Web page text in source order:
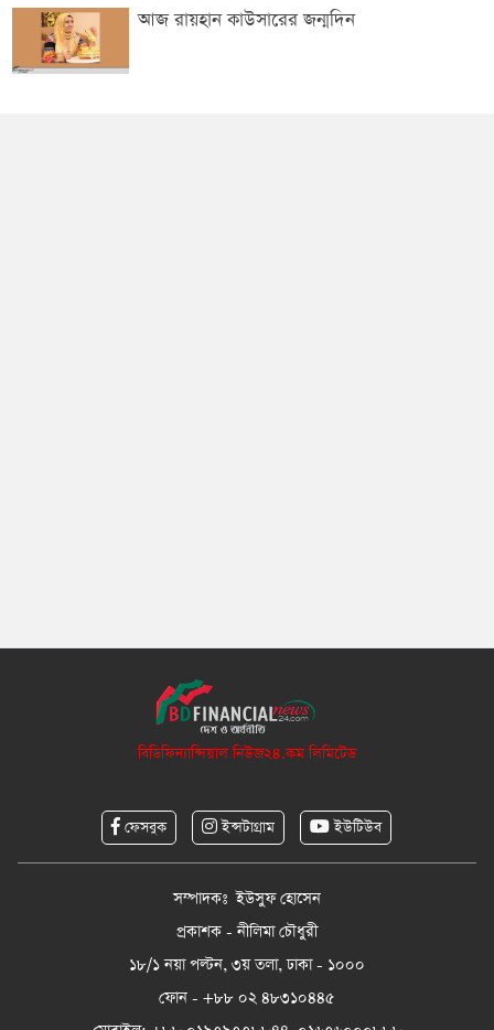
আজ রায়হান কাউসারের জন্মদিন
বিডিফিন্যান্সিয়াল নিউজ২৪.কম লিমিটেড
ফেসবুক ইন্সটাগ্রাম ইউটিউব
সম্পাদকঃ ইউসুফ হোসেন
প্রকাশক - নীলিমা চৌধুরী
১৮/১ নয়া পল্টন, ৩য় তলা, ঢাকা - ১০০০
ফোন - +৮৮ ০২ ৪৮৩১০৪৪৫